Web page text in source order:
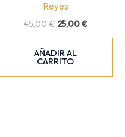
Reyes
45,00€ El
era:
45,00 €.
25,00€El
AÑADIR AL
CARRITO